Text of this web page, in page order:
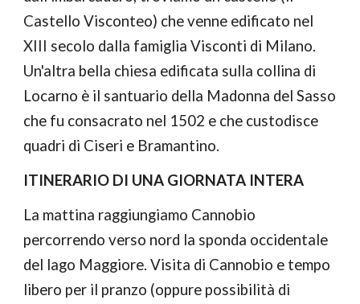
Castello Visconteo) che venne edificato nel
XIII secolo dalla famiglia Visconti di Milano.
Un'altra bella chiesa edificata sulla collina di
Locarno è il santuario della Madonna del Sasso
che fu consacrato nel 1502 e che custodisce
quadri di Ciseri e Bramantino.
ITINERARIO DI UNA GIORNATA INTERA
La mattina raggiungiamo Cannobio
percorrendo verso nord la sponda occidentale
del lago Maggiore. Visita di Cannobio e tempo
libero per il pranzo (oppure possibilità di